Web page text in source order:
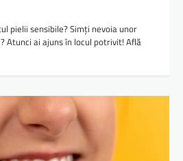
pielii sensibile? Simți nevoia unor
Atunci ai ajuns în locul potrivit! Află